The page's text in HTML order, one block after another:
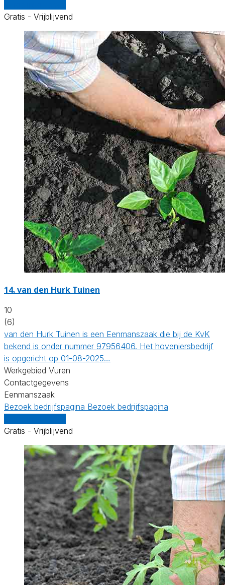
Gratis - Vrijblijvend
14.van den Hurk Tuinen
10
(6)
van den Hurk Tuinen is een Eenmanszaak die bij de KvK
bekend is onder nummer 97956406. Het hoveniersbedrijf
is opgericht op 01-08-2025…
Werkgebied Vuren
Contactgegevens
Eenmanszaak
Bezoek bedrijfspagina Bezoek bedrijfspagina
Gratis - Vrijblijvend